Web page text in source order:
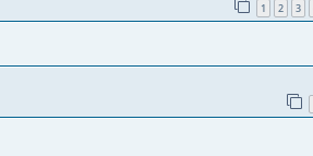
1 2 3